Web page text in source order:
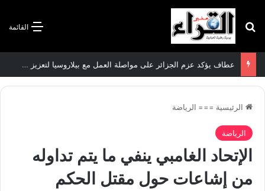
القائمة بحث عن
سعيود يشدد على إلزامية استكمال جميع عمليات تعويض متضرري حرائق الغابات قبل نهاية شهر أوت
الرئيسية === الرياضة
الرياضة
الإتحاد الغامبي ينفي ما يتم تداوله
من إشاعات حول مقتل الحكم